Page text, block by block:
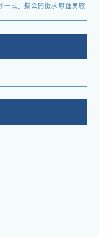
一式」擬公開徵求原住民廠